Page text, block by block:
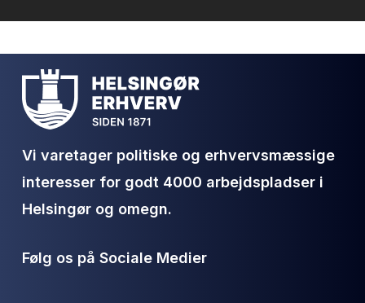
Vi varetager politiske og erhvervsmæssige
interesser for godt 4000 arbejdspladser i
Helsingør og omegn.
Følg os på Sociale Medier